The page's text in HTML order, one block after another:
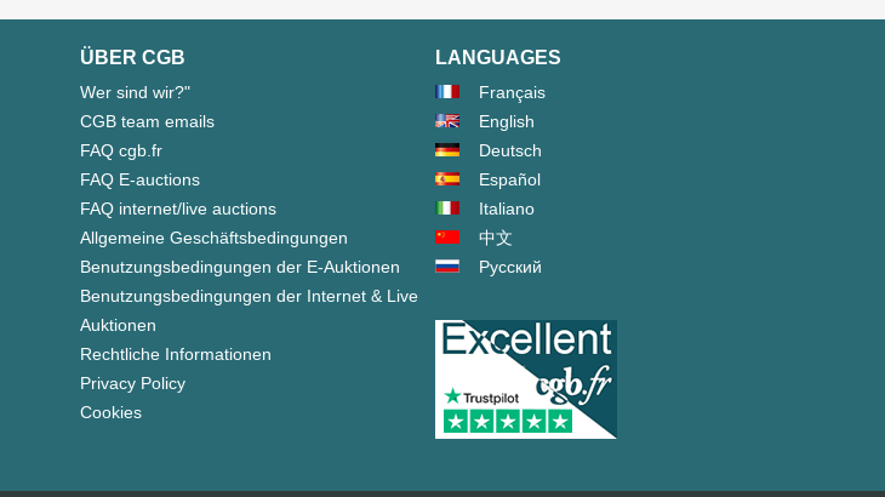
ÜBER CGB
Wer sind wir?"
CGB team emails
FAQ cgb.fr
FAQ E-auctions
FAQ internet/live auctions
Allgemeine Geschäftsbedingungen
Benutzungsbedingungen der E-Auktionen
Benutzungsbedingungen der Internet & Live
Auktionen
Rechtliche Informationen
Privacy Policy
Cookies
LANGUAGES
Français
English
Deutsch
Español
Italiano
中文
Русский